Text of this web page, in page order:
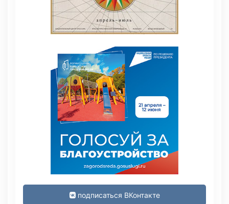
подписаться ВКонтакте